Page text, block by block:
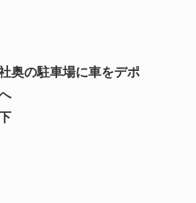
奥の駐車場に車をデポ